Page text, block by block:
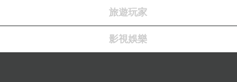
旅遊玩家
影視娛樂